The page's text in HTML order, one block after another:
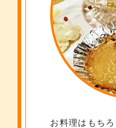
お料理はもち